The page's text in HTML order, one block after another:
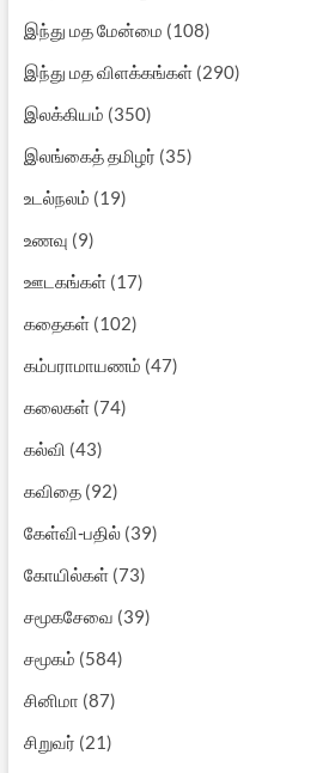
இந்து மத மேன்மை (108)
இந்து மத விளக்கங்கள்(290)
இலக்கியம் (350)
இலங்கைத் தமிழர் (35)
உடல்நலம் (19)
உணவு (9)
ஊடகங்கள்(17)
கதைகள்(102)
கம்பராமாயணம் (47)
கலைகள்(74)
கல்வி (43)
கவிதை(92)
கேள்வி-பதில்(39)
கோயில்கள்(73)
சமூகசேவை (39)
சமூகம் (584)
சினிமா (87)
சிறுவர் (21)